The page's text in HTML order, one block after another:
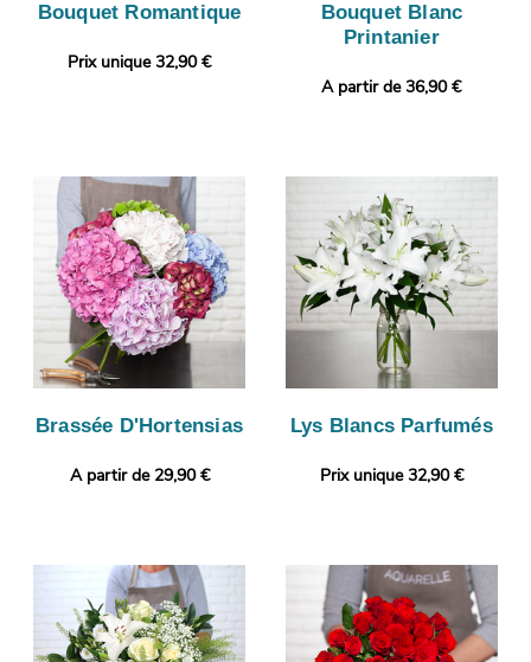
Bouquet Romantique
Prix unique 32,90 €
Bouquet Blanc
Printanier
A partir de 36,90 €
Brassée D'Hortensias
A partir de 29,90 €
Lys Blancs Parfumés
Prix unique 32,90 €